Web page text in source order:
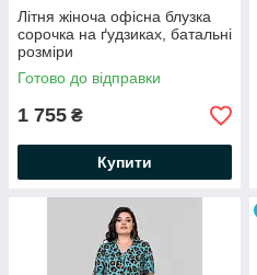
Літня жіноча офісна блузка
сорочка на ґудзиках, батальні
розміри
Готово до відправки
1 755 ₴
Купити